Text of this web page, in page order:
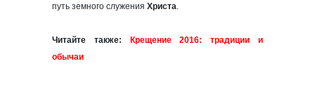
путь земного служения Христа.
Читайте также:
Крещение 2016: традиции и
обычаи